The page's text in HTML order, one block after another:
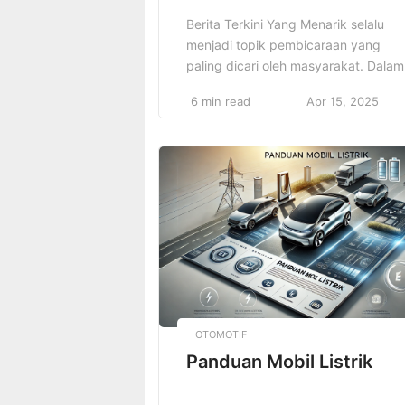
Berita Terkini Yang Menarik selalu
menjadi topik pembicaraan yang
paling dicari oleh masyarakat. Dalam
informasi baru datang tanpa henti.
sedang terjadi di dunia, baik itu
politik, hiburan, olahraga, atau
teknologi. Masyarakat sering
berita yang dapat memberikan
perspektif baru atau kejadian yang
mempengaruhi […]
6 min read Apr 15, 2025
OTOMOTIF
Panduan Mobil Listrik